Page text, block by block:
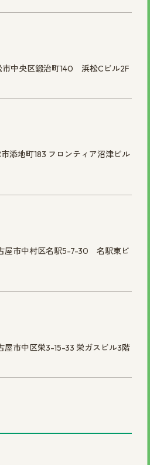
中央区鍛治町140 浜松Cビル2F
地町183 フロンティア沼津ビル
市中村区名駅5-7-30 名駅東ビ
市中区栄3-15-33 栄ガスビル3階